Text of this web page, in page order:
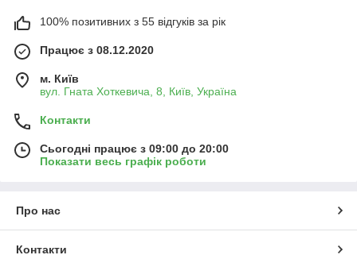
100% позитивних з 55 відгуків за рік
Працює з 08.12.2020
м. Київ
вул. Гната Хоткевича, 8, Київ, Україна
Контакти
Сьогодні працює з 09:00 до 20:00
Показати весь графік роботи
Про нас
Контакти